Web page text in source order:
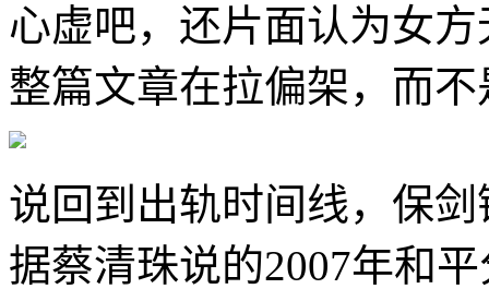
心虚吧，还片面认为女
整篇文章在拉偏架，而
说回到出轨时间线，保
据蔡清珠说的2007年和